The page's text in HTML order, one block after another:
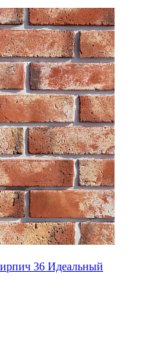
36 Идеальный